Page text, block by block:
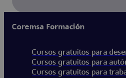
Coremsa Formación
Cursos gratuitos para
Cursos gratuitos para
Cursos gratuitos para